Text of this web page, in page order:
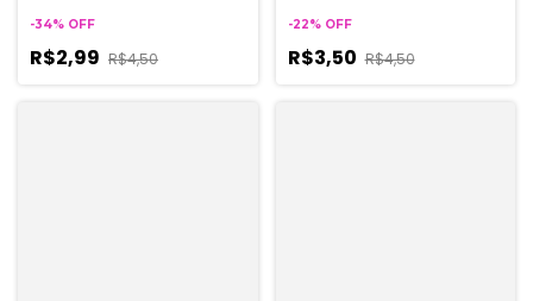
UNIDADES
-34% OFF
R$2,99 R$4,50
-22% OFF
R$3,50 R$4,50